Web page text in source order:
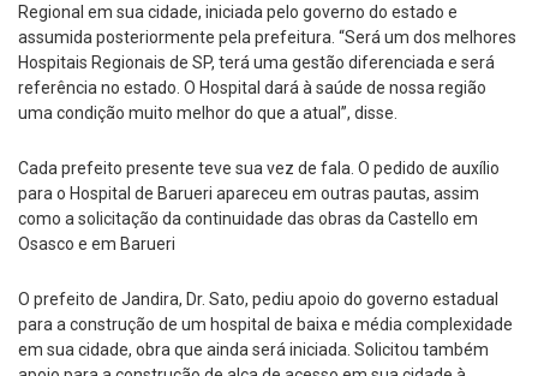
Regional em sua cidade, iniciada pelo governo do estado e
assumida posteriormente pela prefeitura. “Será um dos melhores
Hospitais Regionais de SP, terá uma gestão diferenciada e será
referência no estado. O Hospital dará à saúde de nossa região
uma condição muito melhor do que a atual”, disse.
Cada prefeito presente teve sua vez de fala. O pedido de auxílio
para o Hospital de Barueri apareceu em outras pautas, assim
como a solicitação da continuidade das obras da Castello em
Osasco e em Barueri
O prefeito de Jandira, Dr. Sato, pediu apoio do governo estadual
para a construção de um hospital de baixa e média complexidade
em sua cidade, obra que ainda será iniciada. Solicitou também